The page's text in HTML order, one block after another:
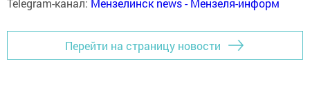
Telegram-канал: Мензелинск news - Мензеля-информ
Перейти на страницу новости